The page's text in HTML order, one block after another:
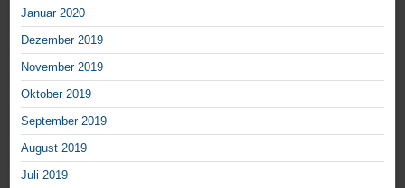
Januar 2020
Dezember 2019
November 2019
Oktober 2019
September 2019
August 2019
Juli 2019